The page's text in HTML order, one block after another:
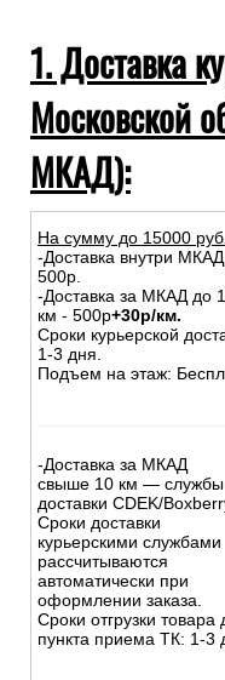
1. Доставка
Московской
МКАД):
На сумму до 15000
-Доставка внутри
500р.
-Доставка за МКАД до
км - 500р+30р/км.
Сроки курьерской
1-3 дня.
Подъем на этаж:
-Доставка за МКАД
свыше 10 км — службы
доставки CDEK/
Сроки доставки
курьерскими службами
рассчитываются
автоматически при
оформлении заказа.
Сроки отгрузки товара
пункта приема ТК: 1-3